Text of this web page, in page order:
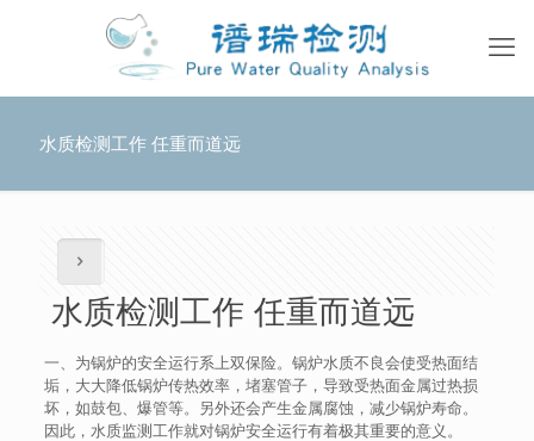
水质检测工作 任重而道远
水质检测工作 任重而道远
一、为锅炉的安全运行系上双保险。锅炉水质不良会使受热面结
垢，大大降低锅炉传热效率，堵塞管子，导致受热面金属过热损
坏，如鼓包、爆管等。另外还会产生金属腐蚀，减少锅炉寿命。
因此，水质监测工作就对锅炉安全运行有着极其重要的意义。